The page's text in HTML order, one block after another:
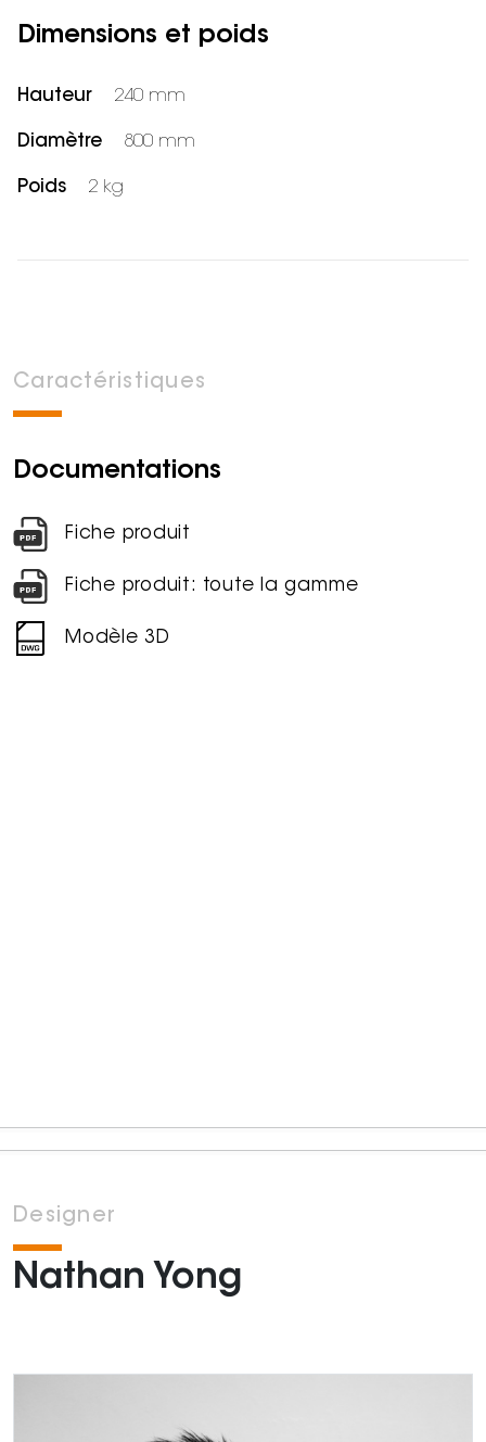
Dimensions et poids
Hauteur 240 mm
Diamètre 800 mm
Poids 2 kg
Caractéristiques
Documentations
Fiche produit
Fiche produit: toute la gamme
Modèle 3D
Designer
Nathan Yong